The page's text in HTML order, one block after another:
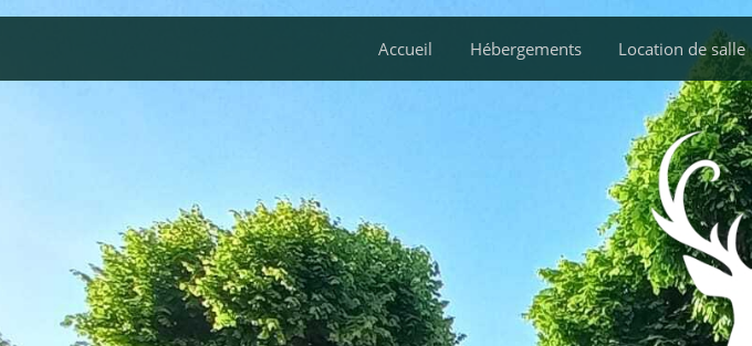
Accueil Hébergements Location de salle